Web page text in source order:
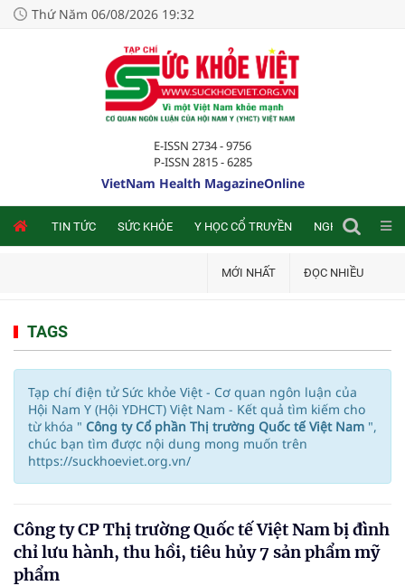
Thứ Năm 06/08/2026 19:32
E-ISSN 2734 - 9756
P-ISSN 2815 - 6285
VietNam Health MagazineOnline
TIN TỨC SỨC KHỎE Y HỌC CỔ TRUYỀN NGHIÊN CỨU
MỚI NHẤT ĐỌC NHIỀU
TAGS
Tạp chí điện tử Sức khỏe Việt - Cơ quan ngôn luận của
Hội Nam Y (Hội YDHCT) Việt Nam - Kết quả tìm kiếm cho
từ khóa " Công ty Cổ phần Thị trường Quốc tế Việt Nam ",
chúc bạn tìm được nội dung mong muốn trên
https://suckhoeviet.org.vn/
Công ty CP Thị trường Quốc tế Việt Nam bị đình
chỉ lưu hành, thu hồi, tiêu hủy 7 sản phẩm mỹ
phẩm